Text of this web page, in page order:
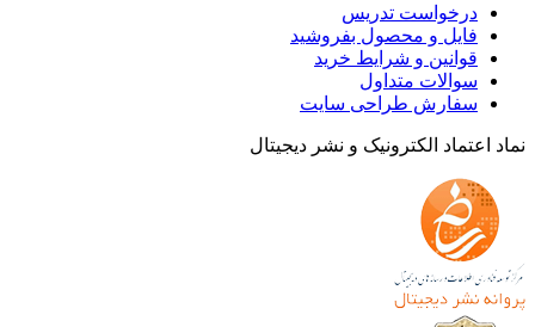
درخواست تدریس
فایل و محصول بفروشید
قوانین و شرایط خرید
سوالات متداول
سفارش طراحی سایت
اعتماد الکترونیک و نشر دیجیتال